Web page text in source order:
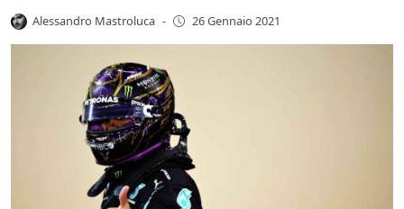
Alessandro Mastroluca - 26 Gennaio 2021